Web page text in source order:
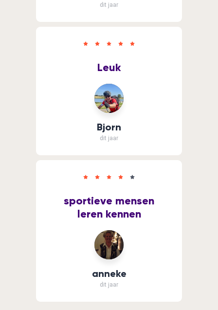
dit jaar
Bjorn
dit jaar
Leuk
anneke
dit jaar
sportieve mensen
leren kennen